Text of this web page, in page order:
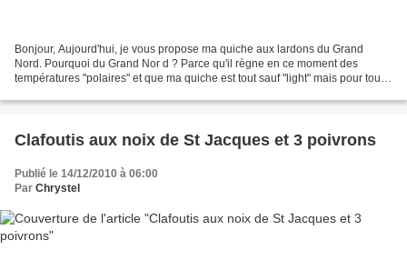
Bonjour, Aujourd'hui, je vous propose ma quiche aux lardons du Grand
Nord. Pourquoi du Grand Nor d ? Parce qu'il règne en ce moment des
températures "polaires" et que ma quiche est tout sauf "light" mais pour tout
Clafoutis aux noix de St Jacques et 3 poivrons
Publié le 14/12/2010 à 06:00
Par Chrystel